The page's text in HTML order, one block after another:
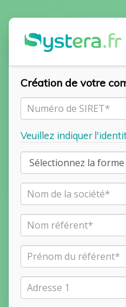
Création de votre
Veuillez indiquer